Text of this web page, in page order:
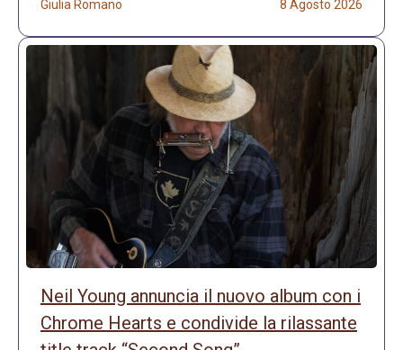
Giulia Romano 8 Agosto 2026
Neil Young annuncia il nuovo album con i
Chrome Hearts e condivide la rilassante